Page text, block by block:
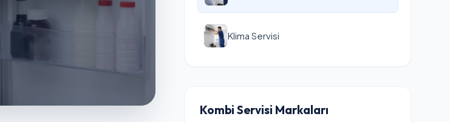
Klima Servisi
Kombi Servisi Markaları